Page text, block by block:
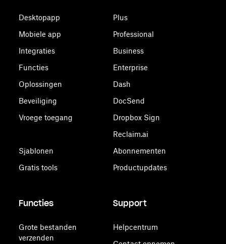
Desktopapp
Mobiele app
Integraties
Functies
Oplossingen
Beveiliging
Vroege toegang
Sjablonen
Gratis tools
Plus
Professional
Business
Enterprise
Dash
DocSend
Dropbox Sign
Reclaim.ai
Abonnementen
Productupdates
Functies
Grote bestanden
verzenden
Support
Helpcentrum